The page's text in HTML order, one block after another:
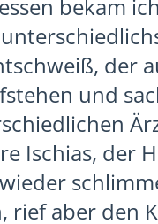
bekam
der
und
Ischias, der
rief aber den